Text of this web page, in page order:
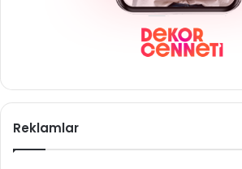
Reklamlar